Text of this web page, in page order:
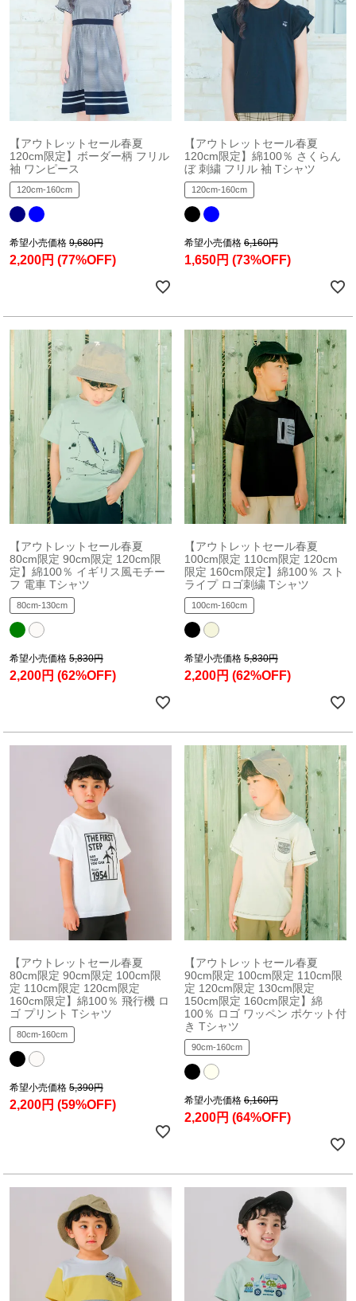
【アウトレットセール春夏
120cm限定】ボーダー柄 フリル
袖 ワンピース
120cm-160cm
希望小売価格 9,680円
2,200円 (77%OFF)
【アウトレットセール春夏
120cm限定】綿100％ さくらん
ぼ 刺繍 フリル 袖 Tシャツ
120cm-160cm
希望小売価格 6,160円
1,650円 (73%OFF)
【アウトレットセール春夏
80cm限定 90cm限定 120cm限
定】綿100％ イギリス風モチー
フ 電車 Tシャツ
80cm-130cm
希望小売価格 5,830円
2,200円 (62%OFF)
【アウトレットセール春夏
100cm限定 110cm限定 120cm
限定 160cm限定】綿100％ スト
ライプ ロゴ刺繍 Tシャツ
100cm-160cm
希望小売価格 5,830円
2,200円 (62%OFF)
【アウトレットセール春夏
80cm限定 90cm限定 100cm限
定 110cm限定 120cm限定
160cm限定】綿100％ 飛行機 ロ
ゴ プリント Tシャツ
80cm-160cm
希望小売価格 5,390円
2,200円 (59%OFF)
【アウトレットセール春夏
90cm限定 100cm限定 110cm限
定 120cm限定 130cm限定
150cm限定 160cm限定】綿
100％ ロゴ ワッペン ポケット付
き Tシャツ
90cm-160cm
希望小売価格 6,160円
2,200円 (64%OFF)